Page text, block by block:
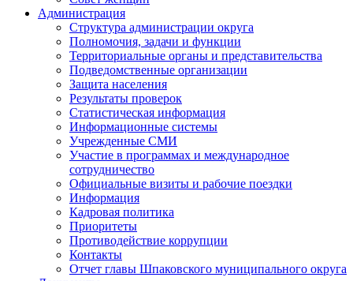
Администрация
Структура администрации округа
Полномочия, задачи и функции
Территориальные органы и представительства
Подведомственные организации
Защита населения
Результаты проверок
Статистическая информация
Информационные системы
Учрежденные СМИ
Участие в программах и международное
сотрудничество
Официальные визиты и рабочие поездки
Информация
Кадровая политика
Приоритеты
Противодействие коррупции
Контакты
Отчет главы Шпаковского муниципального округа